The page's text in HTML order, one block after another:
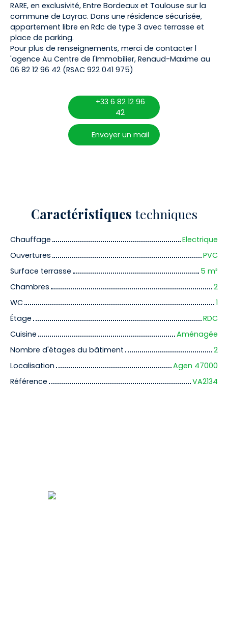
RARE, en exclusivité, Entre Bordeaux et Toulouse sur la
commune de Layrac. Dans une résidence sécurisée,
appartement libre en Rdc de type 3 avec terrasse et
place de parking.
Pour plus de renseignements, merci de contacter l
'agence Au Centre de l'Immobilier, Renaud-Maxime au
06 82 12 96 42 (RSAC 922 041 975)
+33 6 82 12 96
42
Envoyer un mail
Caractéristiques techniques
Chauffage
Electrique
Ouvertures
PVC
Surface terrasse
5 m²
Chambres
2
WC
1
Étage
RDC
Cuisine
Aménagée
Nombre d'étages du bâtiment
2
Localisation
Agen 47000
Référence
VA2134